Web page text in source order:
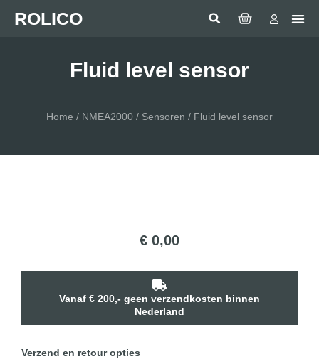
ROLICO
Fluid level sensor
Home / NMEA2000 / Sensoren / Fluid level sensor
€ 0,00
Vanaf € 200,- geen verzendkosten binnen
Nederland
Verzend en retour opties